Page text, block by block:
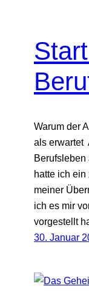
Warum der
als erwartet
Berufsleben
hatte ich
meiner
ich es mir
vorgestellt
30. Januar